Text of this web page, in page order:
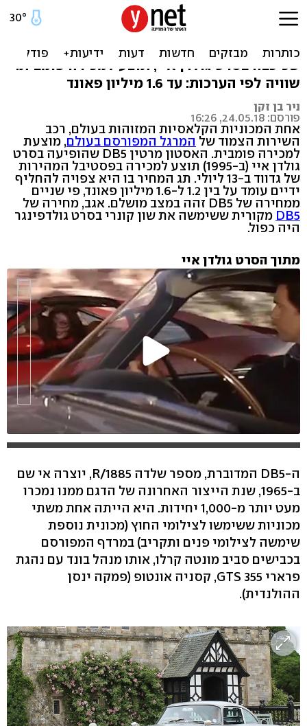
אסטון מרטין יד שניה, ממרגל
האסטון מרטין DB5 הקלאסית של ג'יימס בונד
שכיכבה בסרט גולדן איי, תוצע למכירה פומבית.
שוויה לפי הערכות: עד 1.6 מיליון פאונד
ניר בן זקן
פורסם: 24.05.18, 16:26
אחת המכוניות הקלאסיות המזוהות בעולם, רכב
השירות הצמוד של המרגל המפורסם בעולם, מוצעת
למכירה פומבית. האסטון מרטין DB5 שהופיעה בסרט
גולדן איי (ב-1995) תוצע למכירה בפסטיבל המהירות
של גדווד ב-13 ליולי. תג המחיר בו היא צפויה להחליף
ידיים עומד על בין 1.2 ל-1.6 מיליון פאונד, פי שניים
ממחירה של DB5 זהה במצב מושלם. אגב, מחירה של
DB5 מקורית ששימשה את שון קונרי בסרט גולדפינגר
היה כפול.
מתוך הסרט גולדן איי
ה-DB5 המדוברת, מספר שלדה 1885/R, יוצרה אי שם
ב-1965, שנת הייצור האחרונה של הדגם ממנו נמכרו
מעט יותר מ-1,000 יחידות. היא הייתה אחת משתי
מכוניות ששימשו לצילומי החוץ (מכונית נוספת
שימשה לצילומי פנים ותקריב) במרדף המפורסם
בכבישים סביב מונטה קרלו, אותו מנהל בונד עם נהגת
פרארי 355 GTS, קסניה אונטופ (פמקה ינסן
ההולנדית).